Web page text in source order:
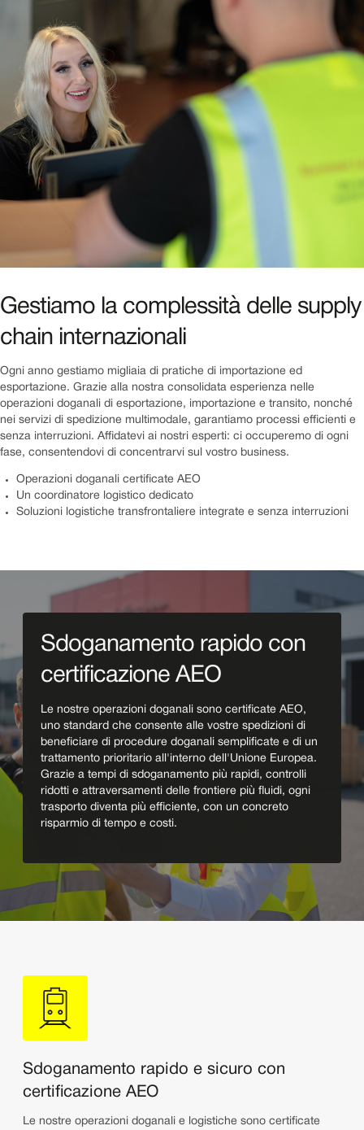
Gestiamo la complessità delle supply
chain internazionali
Ogni anno gestiamo migliaia di pratiche di importazione ed
esportazione. Grazie alla nostra consolidata esperienza nelle
operazioni doganali di esportazione, importazione e transito, nonché
nei servizi di spedizione multimodale, garantiamo processi efficienti e
senza interruzioni. Affidatevi ai nostri esperti: ci occuperemo di ogni
fase, consentendovi di concentrarvi sul vostro business.
Operazioni doganali certificate AEO
Un coordinatore logistico dedicato
Soluzioni logistiche transfrontaliere integrate e senza interruzioni
Sdoganamento rapido con
certificazione AEO
Le nostre operazioni doganali sono certificate AEO,
uno standard che consente alle vostre spedizioni di
beneficiare di procedure doganali semplificate e di un
trattamento prioritario all'interno dell'Unione Europea.
Grazie a tempi di sdoganamento più rapidi, controlli
ridotti e attraversamenti delle frontiere più fluidi, ogni
trasporto diventa più efficiente, con un concreto
risparmio di tempo e costi.
Sdoganamento rapido e sicuro con
certificazione AEO
Le nostre operazioni doganali e logistiche sono certificate